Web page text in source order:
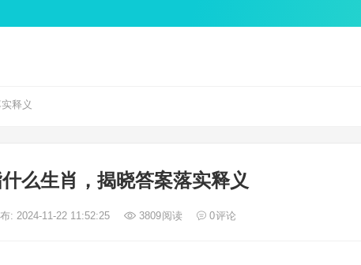
释义
么生肖，揭晓答案落实释义
: 2024-11-22 11:52:25 3809阅读 0评论